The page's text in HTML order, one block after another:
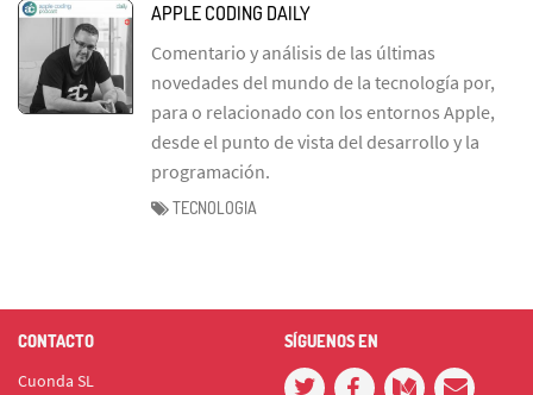
APPLE CODING DAILY
Comentario y análisis de las últimas
novedades del mundo de la tecnología por,
para o relacionado con los entornos Apple,
desde el punto de vista del desarrollo y la
programación.
TECNOLOGIA
CONTACTO
Cuonda SL
SÍGUENOS EN